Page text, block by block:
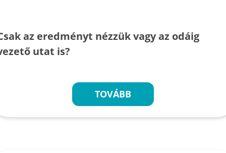
az eredményt nézzük vagy az odáig
utat is?
TOVÁBB